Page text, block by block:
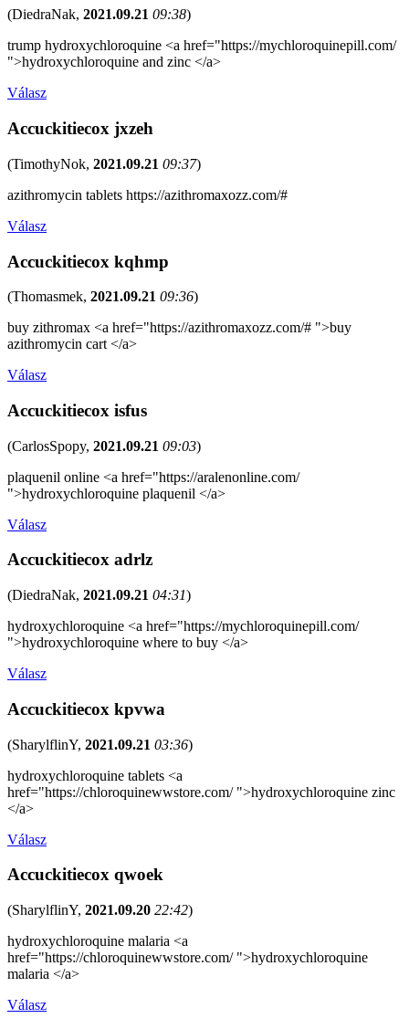
(DiedraNak, 2021.09.21 09:38)
trump hydroxychloroquine <a href="https://mychloroquinepill.com/
">hydroxychloroquine and zinc </a>
Válasz
Accuckitiecox jxzeh
(TimothyNok, 2021.09.21 09:37)
azithromycin tablets https://azithromaxozz.com/#
Válasz
Accuckitiecox kqhmp
(Thomasmek, 2021.09.21 09:36)
buy zithromax <a href="https://azithromaxozz.com/# ">buy
azithromycin cart </a>
Válasz
Accuckitiecox isfus
(CarlosSpopy, 2021.09.21 09:03)
plaquenil online <a href="https://aralenonline.com/
">hydroxychloroquine plaquenil </a>
Válasz
Accuckitiecox adrlz
(DiedraNak, 2021.09.21 04:31)
hydroxychloroquine <a href="https://mychloroquinepill.com/
">hydroxychloroquine where to buy </a>
Válasz
Accuckitiecox kpvwa
(SharylflinY, 2021.09.21 03:36)
hydroxychloroquine tablets <a
href="https://chloroquinewwstore.com/ ">hydroxychloroquine zinc
</a>
Válasz
Accuckitiecox qwoek
(SharylflinY, 2021.09.20 22:42)
hydroxychloroquine malaria <a
href="https://chloroquinewwstore.com/ ">hydroxychloroquine
malaria </a>
Válasz